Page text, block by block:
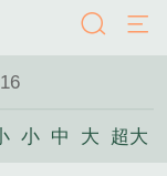
小 中 大 超大